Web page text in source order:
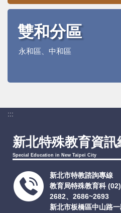
雙和分區
永和區、中和區
:::
新北特殊教育資訊
Special Education in New Taipei City
新北市特教諮詢專線
教育局特殊教育科
2682、2686~2693
新北市板橋區中山路